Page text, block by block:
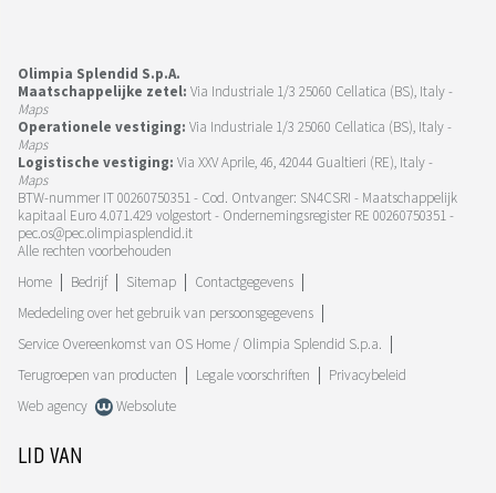
Olimpia Splendid S.p.A.
Maatschappelijke zetel: Via Industriale 1/3 25060 Cellatica (BS), Italy -
Maps
Operationele vestiging: Via Industriale 1/3 25060 Cellatica (BS), Italy -
Maps
Logistische vestiging: Via XXV Aprile, 46, 42044 Gualtieri (RE), Italy -
Maps
BTW-nummer IT 00260750351 - Cod. Ontvanger: SN4CSRI - Maatschappelijk
kapitaal Euro 4.071.429 volgestort - Ondernemingsregister RE 00260750351 -
pec.os@pec.olimpiasplendid.it
Alle rechten voorbehouden
Home
Bedrijf Sitemap
Contactgegevens
Mededeling over het gebruik van persoonsgegevens
Service Overeenkomst van OS Home / Olimpia Splendid S.p.a.
Terugroepen van producten
Legale voorschriften
Privacybeleid
Web agency
Websolute
LID VAN